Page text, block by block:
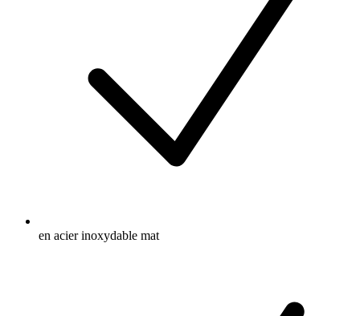
en acier inoxydable mat